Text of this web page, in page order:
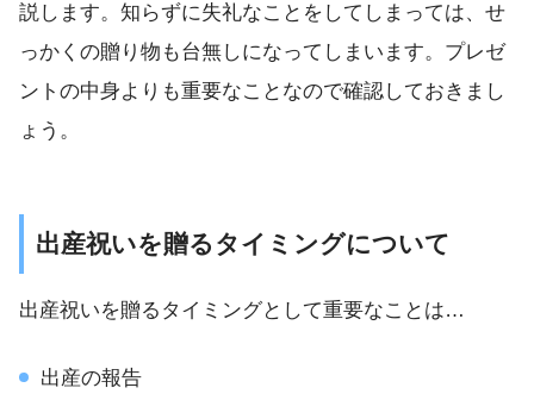
説します。知らずに失礼なことをしてしまっては、せ
っかくの贈り物も台無しになってしまいます。プレゼ
ントの中身よりも重要なことなので確認しておきまし
ょう。
出産祝いを贈るタイミングについて
出産祝いを贈るタイミングとして重要なことは…
出産の報告